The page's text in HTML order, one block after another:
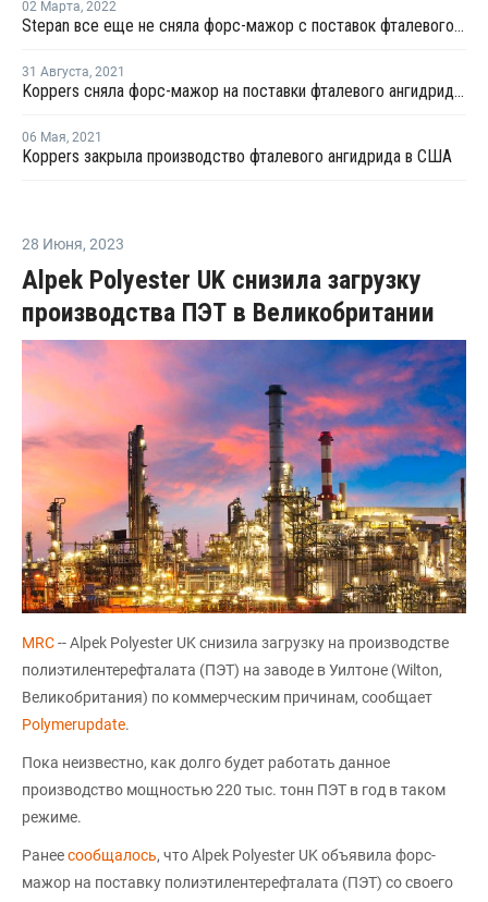
02 Марта, 2022
Stepan все еще не сняла форс-мажор с поставок фталевого ангидрида в США
31 Августа, 2021
Koppers сняла форс-мажор на поставки фталевого ангидрида в Иллинойсе
06 Мая, 2021
Koppers закрыла производство фталевого ангидрида в США
28 Июня, 2023
Alpek Polyester UK снизила загрузку
производства ПЭТ в Великобритании
MRC-- Alpek Polyester UK снизила загрузку на производстве
полиэтилентерефталата (ПЭТ) на заводе в Уилтоне (Wilton,
Великобритания) по коммерческим причинам, сообщает
Polymerupdate.
Пока неизвестно, как долго будет работать данное
производство мощностью 220 тыс. тонн ПЭТ в год в таком
режиме.
Ранеесообщалось, что Alpek Polyester UK объявила форс-
мажор на поставку полиэтилентерефталата (ПЭТ) со своего